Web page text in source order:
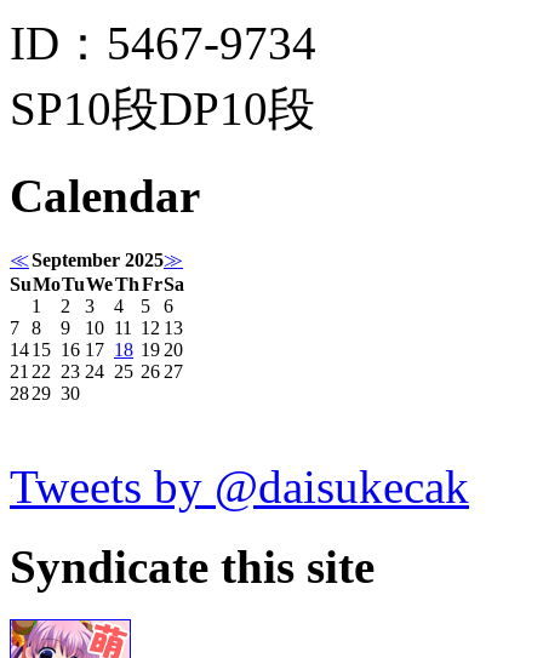
ID：5467-9734
SP10段DP10段
Calendar
≪September 2025≫
SuMoTuWeThFrSa
1
2 3 4 5
6
7 8 9 10 11 12 13
1415 16 17 18 19 20
21 22 23 24 25 26 27
2829 30
Tweets by @daisukecak
Syndicate this site